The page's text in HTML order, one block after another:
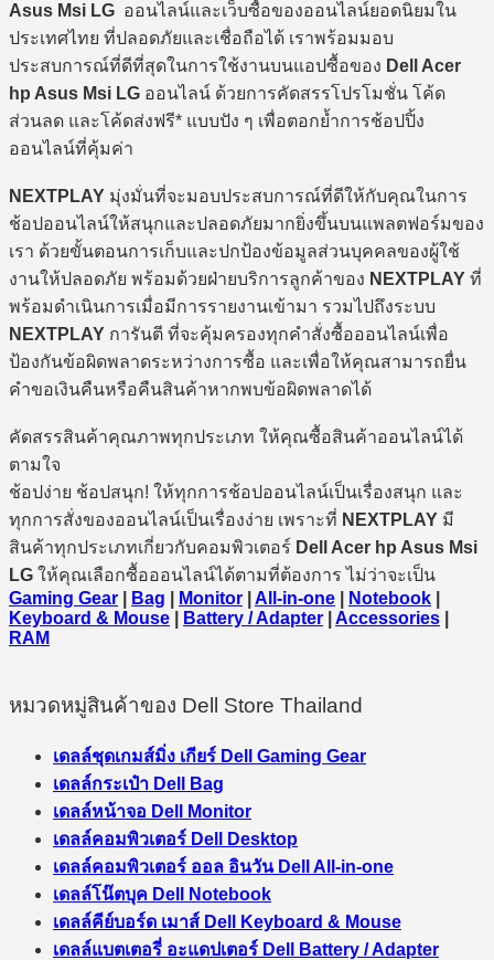
Asus Msi LG ออนไลน์และเว็บซื้อของออนไลน์ยอดนิยมใน
ประเทศไทย ที่ปลอดภัยและเชื่อถือได้ เราพร้อมมอบ
ประสบการณ์ที่ดีที่สุดในการใช้งานบนแอปซื้อของ Dell Acer
hp Asus Msi LG ออนไลน์ ด้วยการคัดสรรโปรโมชั่น โค้ด
ส่วนลด และโค้ดส่งฟรี* แบบปัง ๆ เพื่อตอกย้ำการช้อปปิ้ง
ออนไลน์ที่คุ้มค่า
NEXTPLAY มุ่งมั่นที่จะมอบประสบการณ์ที่ดีให้กับคุณในการ
ช้อปออนไลน์ให้สนุกและปลอดภัยมากยิ่งขึ้นบนแพลตฟอร์มของ
เรา ด้วยขั้นตอนการเก็บและปกป้องข้อมูลส่วนบุคคลของผู้ใช้
งานให้ปลอดภัย พร้อมด้วยฝ่ายบริการลูกค้าของ NEXTPLAY ที่
พร้อมดำเนินการเมื่อมีการรายงานเข้ามา รวมไปถึงระบบ
NEXTPLAY การันตี ที่จะคุ้มครองทุกคำสั่งซื้อออนไลน์เพื่อ
ป้องกันข้อผิดพลาดระหว่างการซื้อ และเพื่อให้คุณสามารถยื่น
คำขอเงินคืนหรือคืนสินค้าหากพบข้อผิดพลาดได้
คัดสรรสินค้าคุณภาพทุกประเภท ให้คุณซื้อสินค้าออนไลน์ได้
ตามใจ
ช้อปง่าย ช้อปสนุก! ให้ทุกการช้อปออนไลน์เป็นเรื่องสนุก และ
ทุกการสั่งของออนไลน์เป็นเรื่องง่าย เพราะที่ NEXTPLAY มี
สินค้าทุกประเภทเกี่ยวกับคอมพิวเตอร์ Dell Acer hp Asus Msi
LG ให้คุณเลือกซื้อออนไลน์ได้ตามที่ต้องการ ไม่ว่าจะเป็น
Gaming Gear
Bag Monitor All-in-one Notebook
Keyboard & Mouse
Battery / Adapter Accessories
RAM
หมวดหมู่สินค้าของ Dell Store Thailand
เดลล์ชุดเกมส์มิ่ง เกียร์ Dell Gaming Gear
เดลล์กระเป๋า Dell Bag
เดลล์หน้าจอ Dell Monitor
เดลล์คอมพิวเตอร์ Dell Desktop
เดลล์คอมพิวเตอร์ ออล อินวัน Dell All-in-one
เดลล์โน๊ตบุค Dell Notebook
เดลล์คีย์บอร์ด เมาส์ Dell Keyboard & Mouse
เดลล์แบตเตอรี่ อะแดปเตอร์ Dell Battery / Adapter